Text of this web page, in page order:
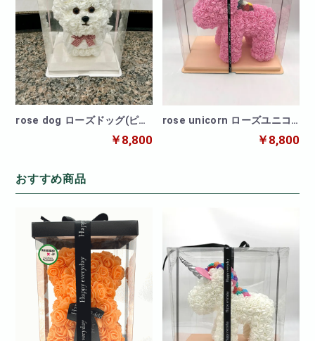
rose dog ローズドッグ(ピン
￥8,800
rose unicorn ローズユニコ
￥8,800
おすすめ商品